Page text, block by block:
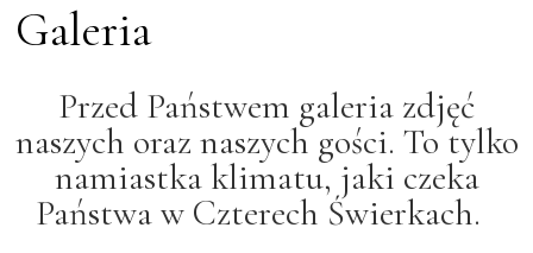
Galeria
Przed Państwem galeria zdjęć
naszych oraz naszych gości. To tylko
namiastka klimatu, jaki czeka
Państwa w Czterech Świerkach.